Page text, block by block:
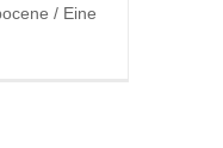
/ Eine